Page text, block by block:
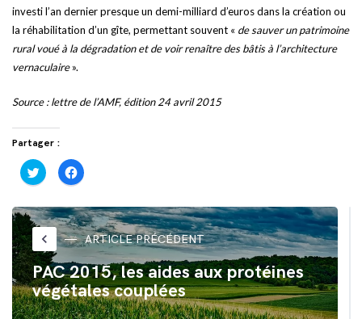
investi l’an dernier presque un demi-milliard d’euros dans la création ou
la réhabilitation d’un gîte, permettant souvent « de sauver un patrimoine
rural voué à la dégradation et de voir renaître des bâtis à l’architecture
vernaculaire».
Source : lettre de l’AMF, édition 24 avril 2015
Partager :
Cliquez
pour
partager
Twitter(ouvre
dans
une
nouvelle
fenêtre)
Cliquez
pour
partager
Facebook(ouvre
dans
une
nouvelle
fenêtre)
keyboard_arrow_left ARTICLE PRÉCÉDENT
PAC 2015, les aides aux protéines
végétales couplées